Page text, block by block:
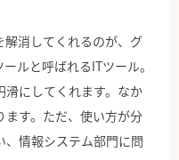
消してくれるのが、グ
ルと呼ばれるITツール。
にしてくれます。なか
す。ただ、使い方が分
情報システム部門に問